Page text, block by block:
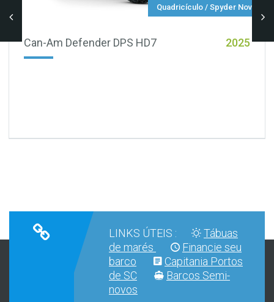
Quadricículo / Spyder Novo
Can-Am Defender DPS HD7 2025
LINKS ÚTEIS :
Tábuas
de marés
Financie seu
barco
Capitania Portos
de SC
Barcos Semi-
novos